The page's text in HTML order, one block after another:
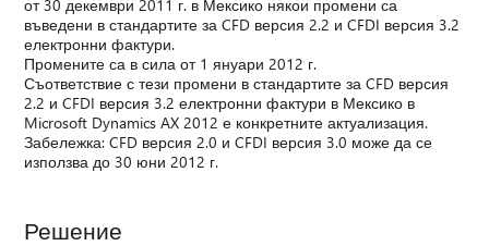
от 30 декември 2011 г. в Мексико някои промени са
въведени в стандартите за CFD версия 2.2 и CFDI версия 3.2
електронни фактури.
Промените са в сила от 1 януари 2012 г.
Съответствие с тези промени в стандартите за CFD версия
2.2 и CFDI версия 3.2 електронни фактури в Мексико в
Microsoft Dynamics AX 2012 е конкретните актуализация.
Забележка: CFD версия 2.0 и CFDI версия 3.0 може да се
използва до 30 юни 2012 г.
Решение